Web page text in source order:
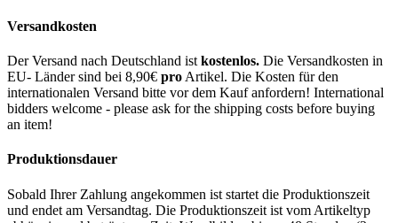
Versandkosten
Der Versand nach Deutschland ist kostenlos. Die Versandkosten in
EU- Länder sind bei 8,90€ pro Artikel. Die Kosten für den
internationalen Versand bitte vor dem Kauf anfordern! International
bidders welcome - please ask for the shipping costs before buying
an item!
Produktionsdauer
Sobald Ihrer Zahlung angekommen ist startet die Produktionszeit
und endet am Versandtag. Die Produktionszeit ist vom Artikeltyp